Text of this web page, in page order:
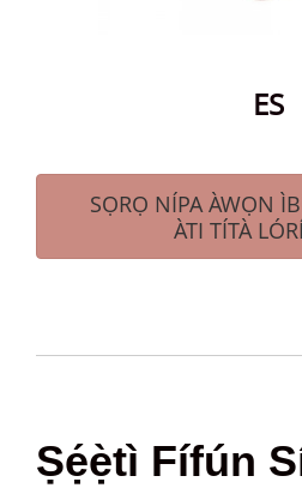
ES
SỌRỌ NÍPA ÀWỌN
ÀTI TÍTÀ
Ṣẹ́ẹ̀tì Fífún